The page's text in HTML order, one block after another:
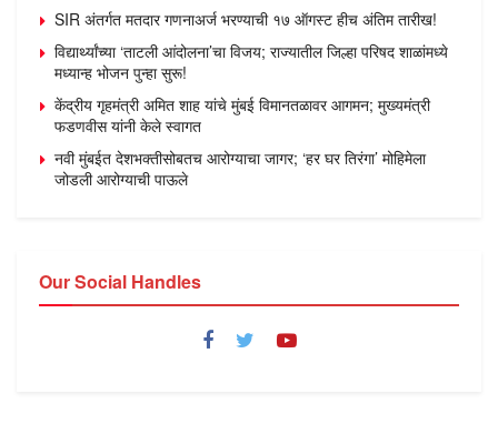
SIR अंतर्गत मतदार गणनाअर्ज भरण्याची १७ ऑगस्ट हीच अंतिम तारीख!
विद्यार्थ्यांच्या ‘ताटली आंदोलना’चा विजय; राज्यातील जिल्हा परिषद शाळांमध्ये
मध्यान्ह भोजन पुन्हा सुरू!
केंद्रीय गृहमंत्री अमित शाह यांचे मुंबई विमानतळावर आगमन; मुख्यमंत्री
फडणवीस यांनी केले स्वागत
नवी मुंबईत देशभक्तीसोबतच आरोग्याचा जागर; ‘हर घर तिरंगा’ मोहिमेला
जोडली आरोग्याची पाऊले
Our Social Handles